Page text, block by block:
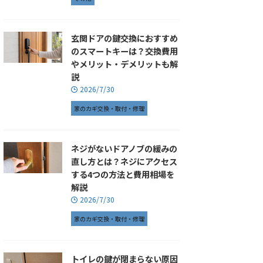
玄関ドアの鍵交換におすすめ
のスマートキーは？交換費用
やメリット・デメリットも解
説
2026/7/30
家のカギ交換・取付・修理
ネジがないドアノブの緩みの
直し方とは？ネジにアクセス
する4つの方法と費用相場を
解説
2026/7/30
家のカギ交換・取付・修理
トイレの鍵が閉まらない原因